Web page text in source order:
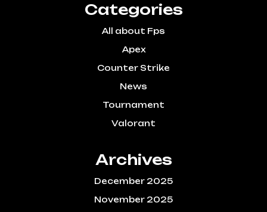
Categories
All about Fps
Apex
Counter Strike
News
Tournament
Valorant
Archives
December 2025
November 2025